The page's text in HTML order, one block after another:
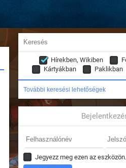
Hírekben, Wikiben
Kártyákban
Paklikban
További keresési lehetőségek
Jegyezz meg ezen az eszközön.